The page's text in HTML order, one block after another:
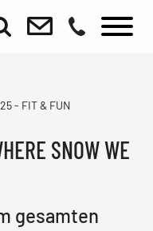
- FIT & FUN
SNOW WE
gesamten